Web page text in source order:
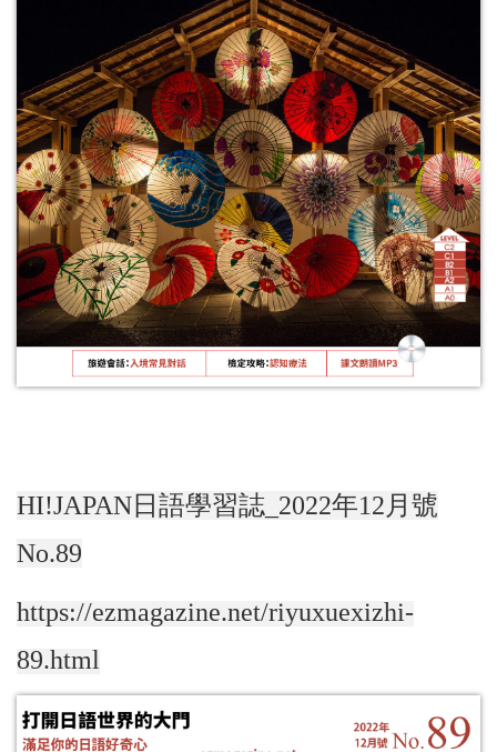
HI!JAPAN日語學習誌_2022年12月號
No.89
https://ezmagazine.net/riyuxuexizhi-
89.html